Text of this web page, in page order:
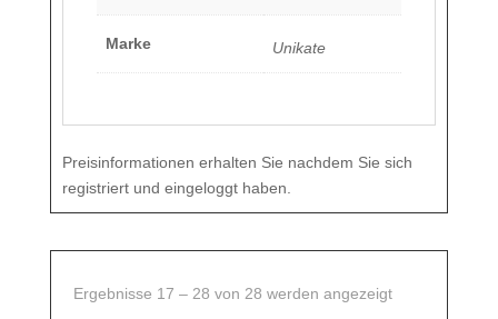
Marke Unikate
Preisinformationen erhalten Sie nachdem Sie sich
registriert und eingeloggt haben.
Ergebnisse 17 – 28 von 28 werden angezeigtNach